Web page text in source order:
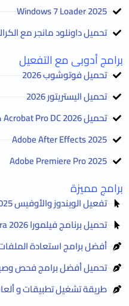
2025 Windows 7 Loader
تحميل داونلود مانجر مع
برامج أدوبى مع التفعيل
تحميل فوتوشوب 2026
تحميل اليستريتور 2026
تحميل Acrobat Pro DC 2026 كامل
Adobe After Effects 2025
Adobe Premiere Pro 2025
برامج مميزة
تفعيل الويندوز والأوفيس HEU KMS Activator 2025
تحميل برنامج فيلمورا Filmora 2026 مع التفعيل
أفضل برامج استعادة الملفات
تحميل أفضل برامج فحص
طريقة تشغيل تطبيقات و